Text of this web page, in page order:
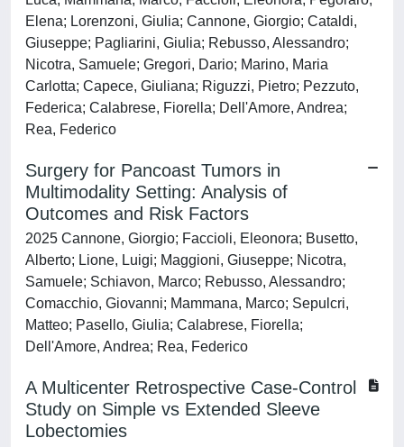
Elena; Lorenzoni, Giulia; Cannone, Giorgio; Cataldi,
Giuseppe; Pagliarini, Giulia; Rebusso, Alessandro;
Nicotra, Samuele; Gregori, Dario; Marino, Maria
Carlotta; Capece, Giuliana; Riguzzi, Pietro; Pezzuto,
Federica; Calabrese, Fiorella; Dell'Amore, Andrea;
Rea, Federico
Surgery for Pancoast Tumors in
Multimodality Setting: Analysis of
Outcomes and Risk Factors
2025 Cannone, Giorgio; Faccioli, Eleonora; Busetto,
Alberto; Lione, Luigi; Maggioni, Giuseppe; Nicotra,
Samuele; Schiavon, Marco; Rebusso, Alessandro;
Comacchio, Giovanni; Mammana, Marco; Sepulcri,
Matteo; Pasello, Giulia; Calabrese, Fiorella;
Dell'Amore, Andrea; Rea, Federico
A Multicenter Retrospective Case-Control
Study on Simple vs Extended Sleeve
Lobectomies